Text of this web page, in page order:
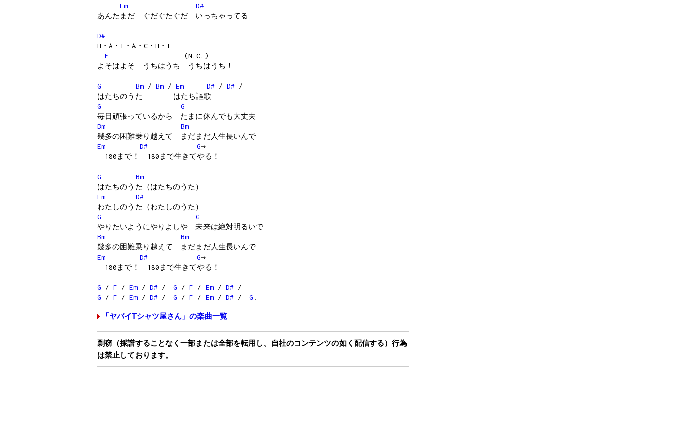
Em
D#
あんたまだ ぐだぐたぐだ いっちゃってる
D#
H・A・T・A・C・H・I
F (N.C.)
よそはよそ うちはうち うちはうち！
G Bm / Bm / Em D# / D# /
はたちのうた はたち謳歌
G
G
毎日頑張っているから たまに休んでも大丈夫
Bm
Bm
幾多の困難乗り越えて まだまだ人生長いんで
Em
D# G→
180まで！ 180まで生きてやる！
G
Bm
はたちのうた（はたちのうた）
Em
D#
わたしのうた（わたしのうた）
G
G
やりたいようにやりよしや 未来は絶対明るいで
Bm
Bm
幾多の困難乗り越えて まだまだ人生長いんで
Em
D# G→
180まで！ 180まで生きてやる！
G / F / Em / D# / G / F / Em / D# /
G / F / Em / D# / G / F / Em / D# / G !
「ヤバイTシャツ屋さん」の楽曲一覧
剽窃（採譜することなく一部または全部を転用し、自社のコンテンツの如く配信する）行為
は禁止しております。